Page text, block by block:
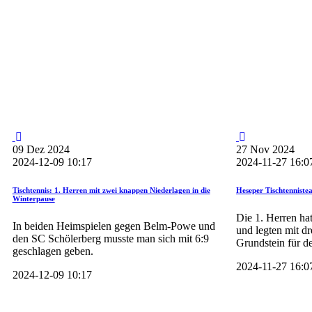
09 Dez 2024
2024-12-09 10:17
Tischtennis: 1. Herren mit zwei knappen Niederlagen in die
Winterpause
In beiden Heimspielen gegen Belm-Powe und
den SC Schölerberg musste man sich mit 6:9
geschlagen geben.
2024-12-09 10:17
27 Nov 2024
2024-11-27
Heseper
Die 1. Herren
und legten mit
Grundstein für
2024-11-27